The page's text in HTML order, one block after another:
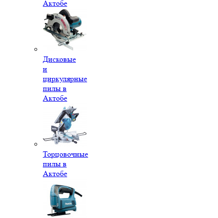
Актобе
Дисковые
и
циркулярные
пилы в
Актобе
Торцовочные
пилы в
Актобе